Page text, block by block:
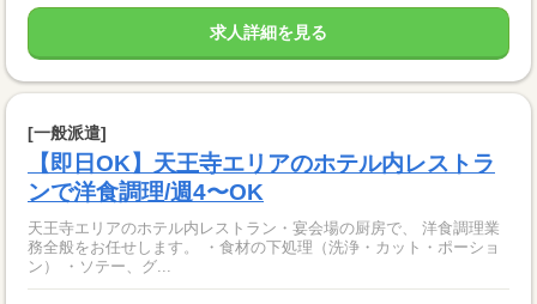
求人詳細を見る
[一般派遣]
【即日OK】天王寺エリアのホテル内レストラ
ンで洋食調理/週4〜OK
天王寺エリアのホテル内レストラン・宴会場の厨房で、 洋食調理業
務全般をお任せします。 ・食材の下処理（洗浄・カット・ポーショ
ン） ・ソテー、グ...